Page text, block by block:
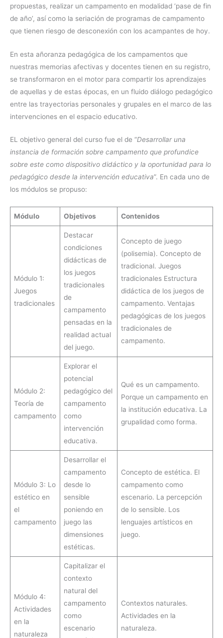
propuestas, realizar un campamento en modalidad ‘pase de fin
de año’, así como la seriación de programas de campamento
que tienen riesgo de desconexión con los acampantes de hoy.
En esta añoranza pedagógica de los campamentos que
nuestras memorias afectivas y docentes tienen en su registro,
se transformaron en el motor para compartir los aprendizajes
de aquellas y de estas épocas, en un fluido diálogo pedagógico
entre las trayectorias personales y grupales en el marco de las
intervenciones en el espacio educativo.
EL objetivo general del curso fue el de “Desarrollar una
instancia de formación sobre campamento que profundice
sobre este como dispositivo didáctico y la oportunidad para lo
pedagógico desde la intervención educativa”. En cada uno de
los módulos se propuso:
Módulo Objetivos Contenidos
Módulo 1:
Juegos
tradicionales
Destacar
condiciones
didácticas de
los juegos
tradicionales
de
campamento
pensadas en la
realidad actual
del juego.
Concepto de juego
(polisemia). Concepto de
tradicional. Juegos
tradicionales Estructura
didáctica de los juegos de
campamento. Ventajas
pedagógicas de los juegos
tradicionales de
campamento.
Módulo 2:
Teoría de
campamento
Explorar el
potencial
pedagógico del
campamento
como
intervención
educativa.
Qué es un campamento.
Porque un campamento en
la institución educativa. La
grupalidad como forma.
Módulo 3: Lo
estético en
el
campamento
Desarrollar el
campamento
desde lo
sensible
poniendo en
juego las
dimensiones
estéticas.
Concepto de estética. El
campamento como
escenario. La percepción
de lo sensible. Los
lenguajes artísticos en
juego.
Módulo 4:
Actividades
en la
naturaleza
Capitalizar el
contexto
natural del
campamento
como
escenario
Contextos naturales.
Actividades en la
naturaleza.